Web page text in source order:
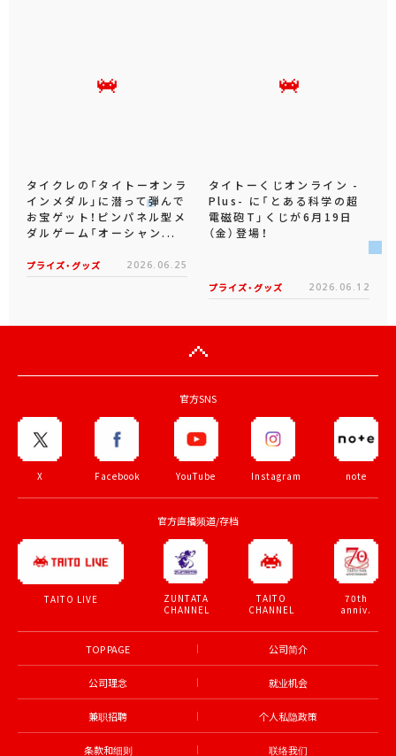
タイクレの「タイトーオンラ
インメダル」に潜って弾んで
お宝ゲット！ピンパネル型メ
ダルゲーム「オーシャン...
プライズ・グッズ 2026.06.25
タイトーくじオンライン -
Plus- に「とある科学の超
電磁砲T」くじが6月19日
（金）登場！
プライズ・グッズ 2026.06.12
官方SNS
X Facebook YouTube Instagram note
官方直播频道/存档
TAITO LIVE
ZUNTATA
CHANNEL
TAITO
CHANNEL
70th
anniv.
TOP PAGE 公司简介
公司理念 就业机会
兼职招聘 个人私隐政策
条款和细则 联络我们